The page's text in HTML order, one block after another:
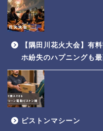
【隅田川花火大会】有
ホ紛失のハプニングも
ピストンマシーン